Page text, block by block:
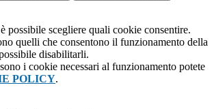
possibile scegliere quali cookie consentire.
quelli che consentono il funzionamento della
disabilitarli.
i cookie necessari al funzionamento potete
POLICY.